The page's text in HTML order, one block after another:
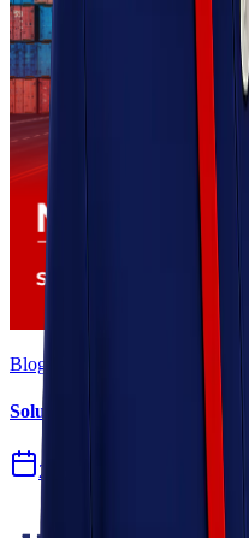
Blog
Solusi Logistik untuk
27 Jul 2026